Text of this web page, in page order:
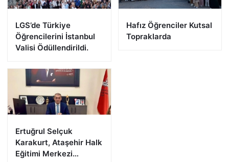
LGS’de Türkiye
Öğrencilerini İstanbul
Valisi Ödüllendirildi.
Hafız Öğrenciler Kutsal
Topraklarda
Ertuğrul Selçuk
Karakurt, Ataşehir Halk
Eğitimi Merkezi